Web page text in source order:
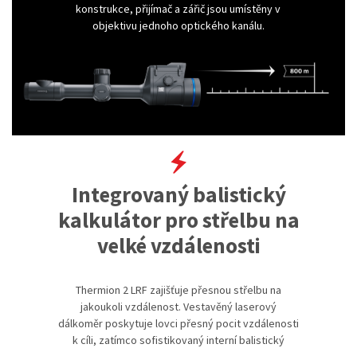
konstrukce, přijímač a zářič jsou umístěny v
objektivu jednoho optického kanálu.
Integrovaný balistický
kalkulátor pro střelbu na
velké vzdálenosti
Thermion 2 LRF zajišťuje přesnou střelbu na
jakoukoli vzdálenost. Vestavěný laserový
dálkoměr poskytuje lovci přesný pocit vzdálenosti
k cíli, zatímco sofistikovaný interní balistický